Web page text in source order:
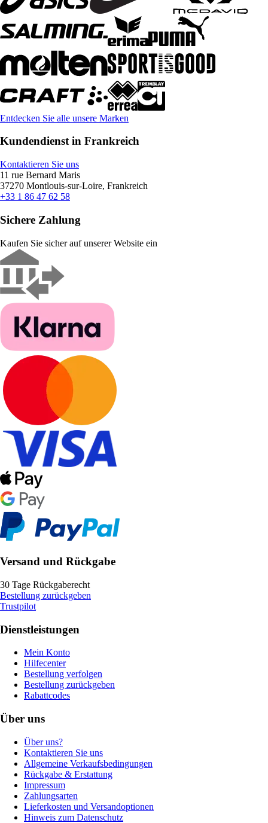
Entdecken Sie alle unsere Marken
Kundendienst in Frankreich
Kontaktieren Sie uns
11 rue Bernard Maris
37270 Montlouis-sur-Loire, Frankreich
+33 1 86 47 62 58
Sichere Zahlung
Kaufen Sie sicher auf unserer Website ein
Versand und Rückgabe
30 Tage Rückgaberecht
Bestellung zurückgeben
Trustpilot
Dienstleistungen
Mein Konto
Hilfecenter
Bestellung verfolgen
Bestellung zurückgeben
Rabattcodes
Über uns
Über uns?
Kontaktieren Sie uns
Allgemeine Verkaufsbedingungen
Rückgabe & Erstattung
Impressum
Zahlungsarten
Lieferkosten und Versandoptionen
Hinweis zum Datenschutz